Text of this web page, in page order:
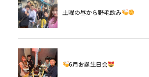
土曜の昼から野毛飲み
6月お誕生日会